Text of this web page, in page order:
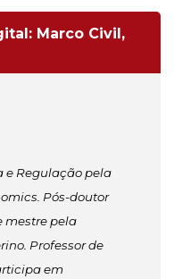
Marco Civil,
e Regulação pela
Pós-doutor
mestre pela
Professor de
em